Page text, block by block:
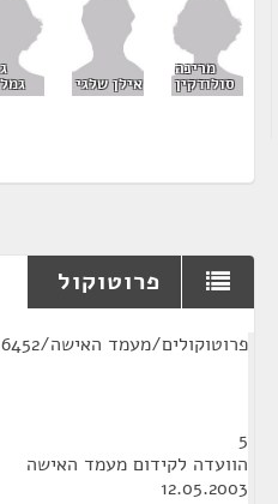
מרינה
סולודקין אילן שלגי
פרוטוקול
פרוטוקולים/מעמד האישה/6452
5
הוועדה לקידום מעמד האישה
12.05.2003